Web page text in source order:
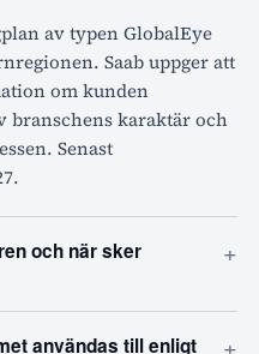
av typen GlobalEye
Saab uppger att
om kunden
branschens karaktär och
Senast
och när sker
+
användas till enligt
+